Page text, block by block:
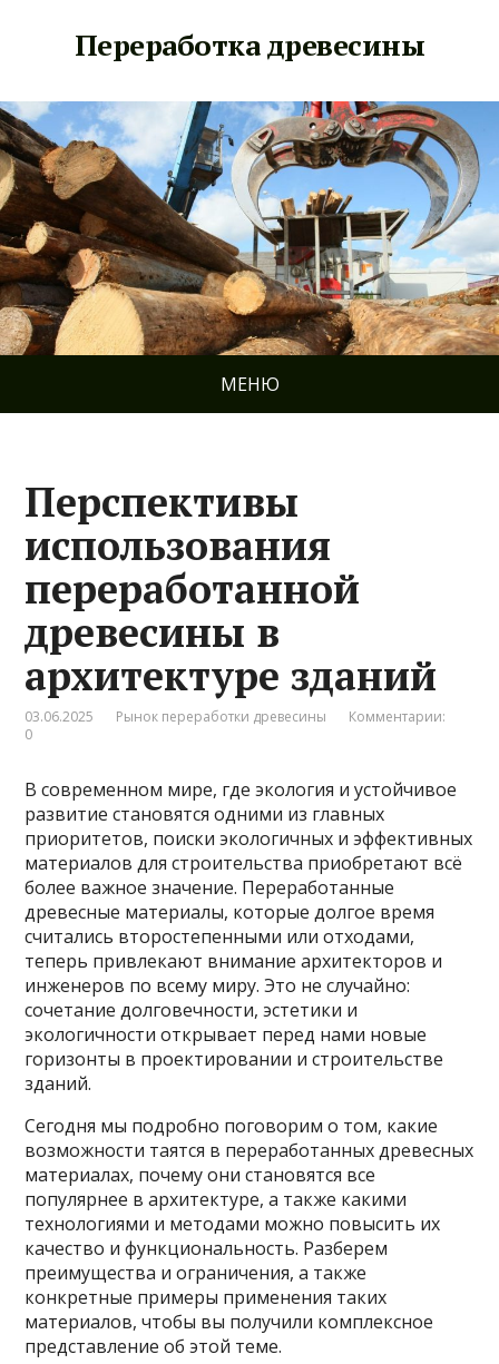
Переработка древесины
МЕНЮ
Перспективы
использования
переработанной
древесины в
архитектуре зданий
03.06.2025 Рынок переработки древесины
Комментарии:
0
В современном мире, где экология и устойчивое
развитие становятся одними из главных
приоритетов, поиски экологичных и эффективных
материалов для строительства приобретают всё
более важное значение. Переработанные
древесные материалы, которые долгое время
считались второстепенными или отходами,
теперь привлекают внимание архитекторов и
инженеров по всему миру. Это не случайно:
сочетание долговечности, эстетики и
экологичности открывает перед нами новые
горизонты в проектировании и строительстве
зданий.
Сегодня мы подробно поговорим о том, какие
возможности таятся в переработанных древесных
материалах, почему они становятся все
популярнее в архитектуре, а также какими
технологиями и методами можно повысить их
качество и функциональность. Разберем
преимущества и ограничения, а также
конкретные примеры применения таких
материалов, чтобы вы получили комплексное
представление об этой теме.